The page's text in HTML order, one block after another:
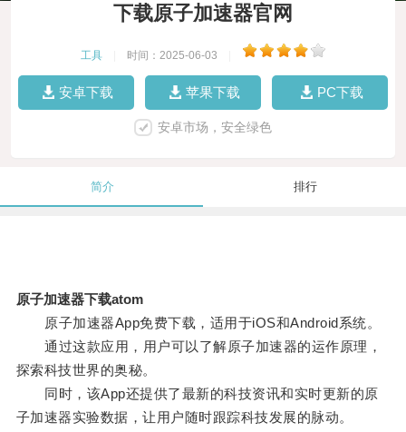
下载原子加速器官网
工具 时间：2025-06-03
安卓下载 苹果下载 PC下载
安卓市场，安全绿色
简介 排行
原子加速器下载atom
原子加速器App免费下载，适用于iOS和Android系统。
通过这款应用，用户可以了解原子加速器的运作原理，
探索科技世界的奥秘。
同时，该App还提供了最新的科技资讯和实时更新的原
子加速器实验数据，让用户随时跟踪科技发展的脉动。